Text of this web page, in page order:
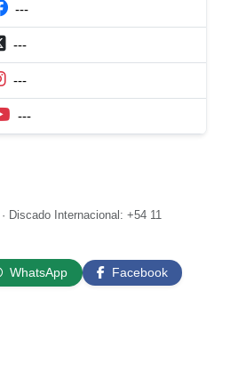
---
---
---
---
Discado Internacional: +54 11
WhatsApp
Facebook